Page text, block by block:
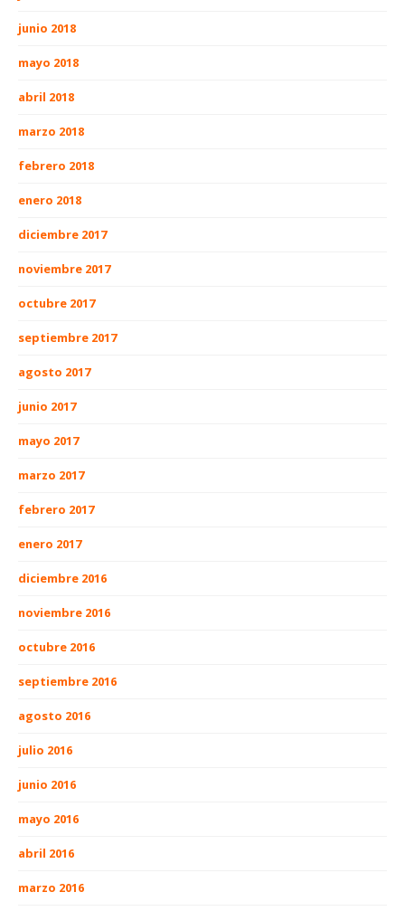
junio 2018
mayo 2018
abril 2018
marzo 2018
febrero 2018
enero 2018
diciembre 2017
noviembre 2017
octubre 2017
septiembre 2017
agosto 2017
junio 2017
mayo 2017
marzo 2017
febrero 2017
enero 2017
diciembre 2016
noviembre 2016
octubre 2016
septiembre 2016
agosto 2016
julio 2016
junio 2016
mayo 2016
abril 2016
marzo 2016